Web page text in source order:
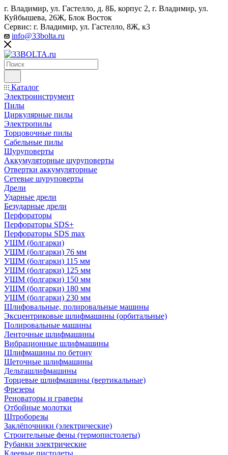
г. Владимир, ул. Гастелло, д. 8Б, корпус 2, г. Владимир, ул. ​
Куйбышева, 26Ж, Блок Восток
Сервис: г. Владимир, ул. Гастелло, 8Ж, к3
info@33bolta.ru
Каталог
Электроинструмент
Пилы
Циркулярные пилы
Электропилы
Торцовочные пилы
Сабельные пилы
Шуруповерты
Аккумуляторные шуруповерты
Отвертки аккумуляторные
Сетевые шуруповерты
Дрели
Ударные дрели
Безударные дрели
Перфораторы
Перфораторы SDS+
Перфораторы SDS max
УШМ (болгарки)
УШМ (болгарки) 76 мм
УШМ (болгарки) 115 мм
УШМ (болгарки) 125 мм
УШМ (болгарки) 150 мм
УШМ (болгарки) 180 мм
УШМ (болгарки) 230 мм
Шлифовальные, полировальные машины
Эксцентриковые шлифмашины (орбитальные)
Полировальные машины
Ленточные шлифмашины
Вибрационные шлифмашины
Шлифмашины по бетону
Щеточные шлифмашины
Дельташлифмашины
Торцевые шлифмашины (вертикальные)
Фрезеры
Реноваторы и граверы
Отбойные молотки
Штроборезы
Заклёпочники (электрические)
Строительные фены (термопистолеты)
Рубанки электрические
Клеевые пистолеты